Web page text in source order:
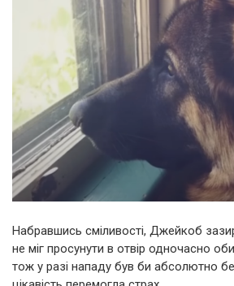
Набравшись сміливості, Джейкоб
не міг просунути в отвір одночасно
тож у разі нападу був би абсолютно